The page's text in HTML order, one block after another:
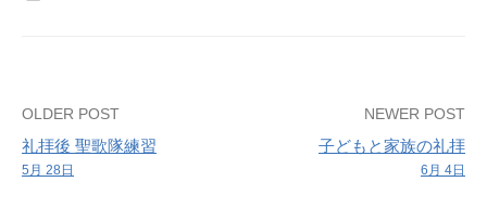
Post
navigation
OLDER POST
礼拝後 聖歌隊練習
5月 28日
NEWER POST
子どもと家族の礼拝
6月 4日